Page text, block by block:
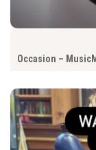
Occasion –